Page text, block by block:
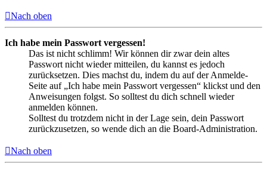
Nach oben
Ich habe mein Passwort vergessen!
Das ist nicht schlimm! Wir können dir zwar dein altes
Passwort nicht wieder mitteilen, du kannst es jedoch
zurücksetzen. Dies machst du, indem du auf der Anmelde-
Seite auf „Ich habe mein Passwort vergessen“ klickst und den
Anweisungen folgst. So solltest du dich schnell wieder
anmelden können.
Solltest du trotzdem nicht in der Lage sein, dein Passwort
zurückzusetzen, so wende dich an die Board-Administration.
Nach oben